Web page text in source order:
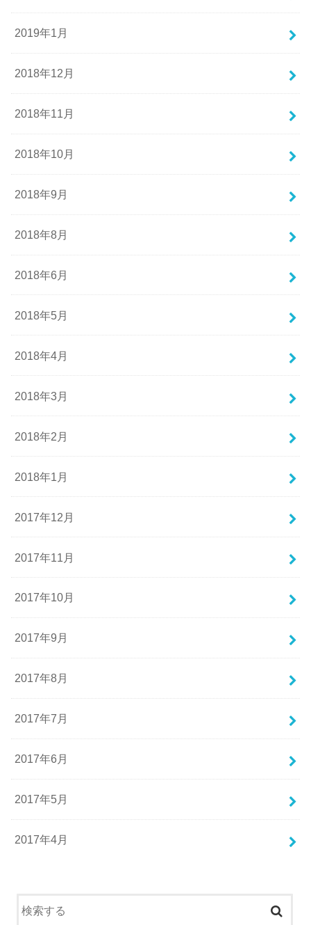
2019年1月
2018年12月
2018年11月
2018年10月
2018年9月
2018年8月
2018年6月
2018年5月
2018年4月
2018年3月
2018年2月
2018年1月
2017年12月
2017年11月
2017年10月
2017年9月
2017年8月
2017年7月
2017年6月
2017年5月
2017年4月